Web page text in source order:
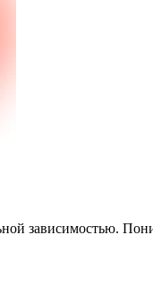
зависимостью.